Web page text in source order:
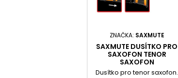
ZNAČKA: SAXMUTE
SAXMUTE DUSÍTKO PRO
SAXOFON TENOR
SAXOFON
Dusítko pro tenor saxofon.